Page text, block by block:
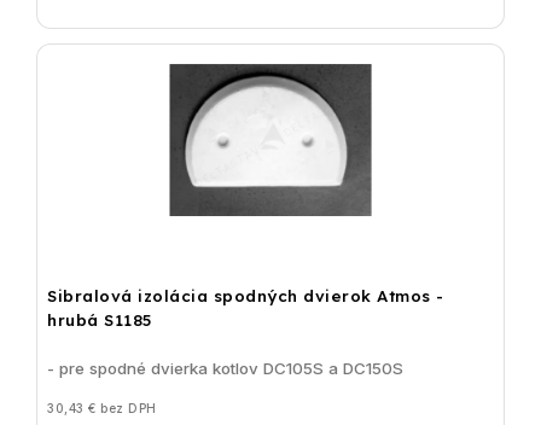
Sibralová izolácia spodných dvierok Atmos -
hrubá S1185
30,43 € bez DPH
- pre spodné dvierka kotlov DC105S a DC150S